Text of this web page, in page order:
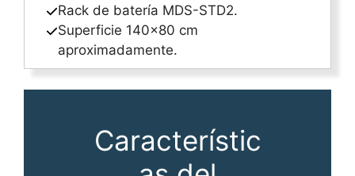
Rack de batería MDS-STD2.
Superficie 140×80 cm
aproximadamente.
Característic